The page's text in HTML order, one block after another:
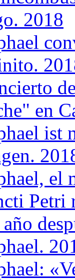
2018
en
ist
el
Petri